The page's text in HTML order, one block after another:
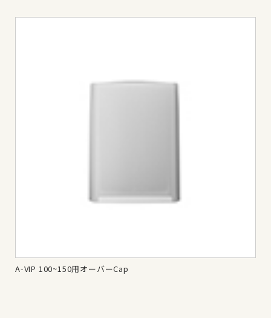
A-VIP 100~150用オーバーCap